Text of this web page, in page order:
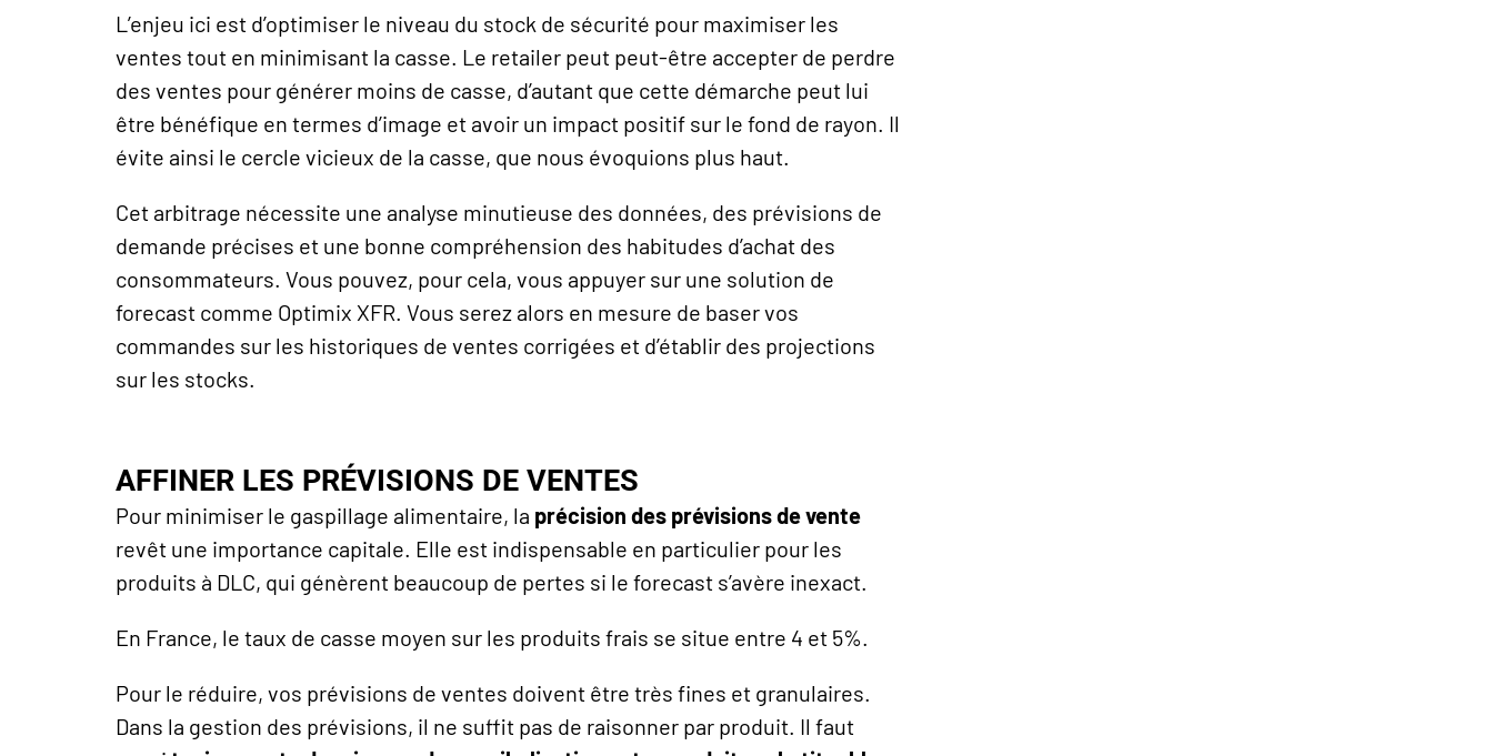
L’enjeu ici est d’optimiser le niveau du stock de sécurité pour maximiser les
ventes tout en minimisant la casse. Le retailer peut peut-être accepter de perdre
des ventes pour générer moins de casse, d’autant que cette démarche peut lui
être bénéfique en termes d’image et avoir un impact positif sur le fond de rayon. Il
évite ainsi le cercle vicieux de la casse, que nous évoquions plus haut.
Cet arbitrage nécessite une analyse minutieuse des données, des prévisions de
demande précises et une bonne compréhension des habitudes d’achat des
consommateurs. Vous pouvez, pour cela, vous appuyer sur une solution de
forecast comme Optimix XFR. Vous serez alors en mesure de baser vos
commandes sur les historiques de ventes corrigées et d’établir des projections
sur les stocks.
AFFINER LES PRÉVISIONS DE VENTES
Pour minimiser le gaspillage alimentaire, la précision des prévisions de vente
revêt une importance capitale. Elle est indispensable en particulier pour les
produits à DLC, qui génèrent beaucoup de pertes si le forecast s’avère inexact.
En France, le taux de casse moyen sur les produits frais se situe entre 4 et 5%.
Pour le réduire, vos prévisions de ventes doivent être très fines et granulaires.
Dans la gestion des prévisions, il ne suffit pas de raisonner par produit. Il faut